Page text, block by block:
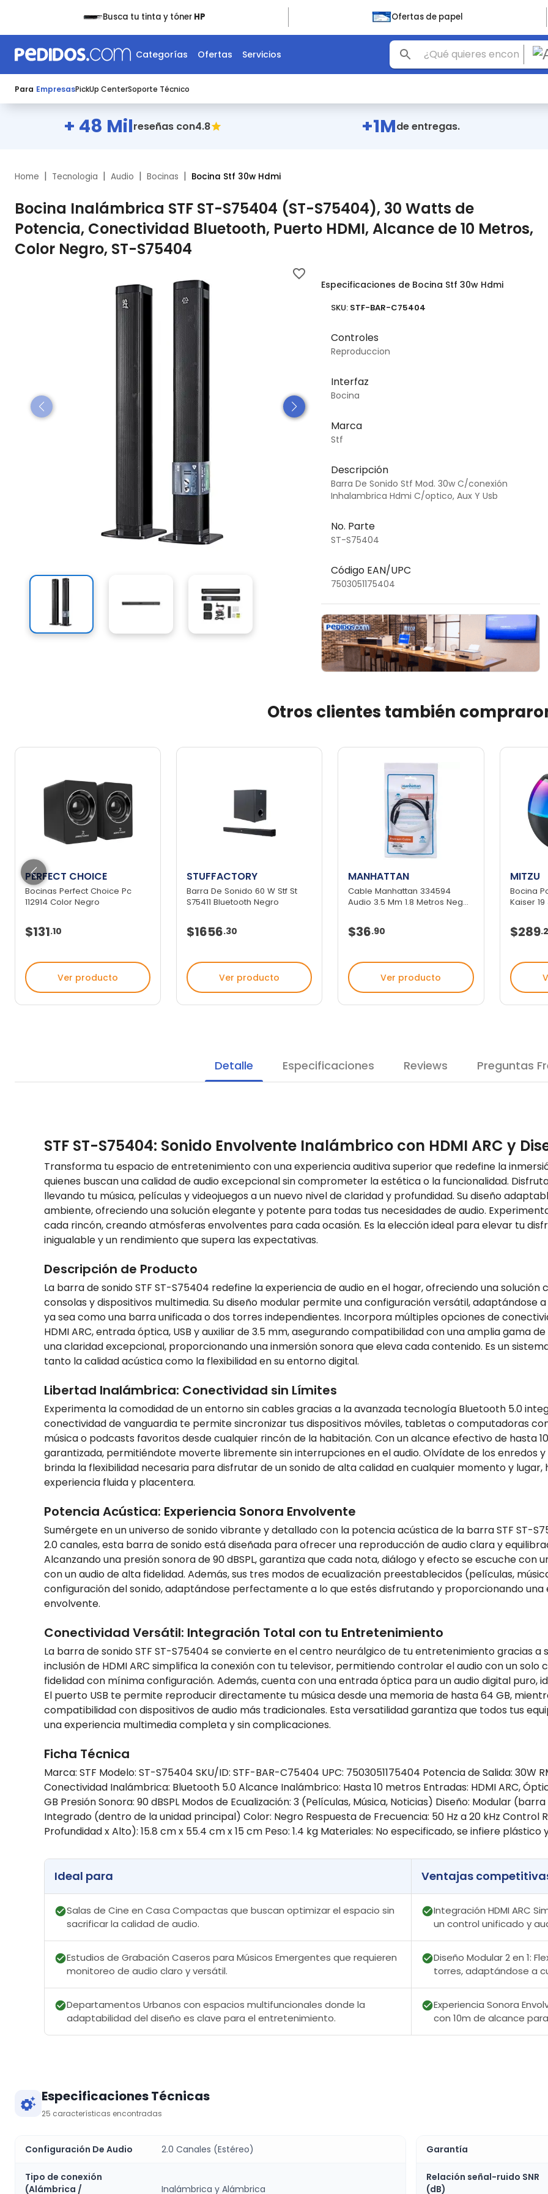
Busca tu tinta y tónerHP Ofertas de papel
Categorías Ofertas Servicios
Para EmpresasPickUp CenterSoporte Técnico
+ 48 Milreseñas con4.8 +1Mde entregas.
Home | Tecnologia | Audio | Bocinas | Bocina Stf 30w Hdmi
Bocina Inalámbrica STF ST-S75404 (ST-S75404), 30 Watts de
Potencia, Conectividad Bluetooth, Puerto HDMI, Alcance de 10 Metros,
Color Negro, ST-S75404
Especificaciones de Bocina Stf 30w Hdmi
SKU: STF-BAR-C75404
Controles
Reproduccion
Interfaz
Bocina
Marca
Stf
Descripción
Barra De Sonido Stf Mod. 30w C/conexión
Inhalambrica Hdmi C/optico, Aux Y Usb
No. Parte
ST-S75404
Código EAN/UPC
7503051175404
Otros clientes también
PERFECT CHOICE
Bocinas Perfect Choice Pc
112914 Color Negro
$131.10
Ver producto
STUFFACTORY
Barra De Sonido 60 W Stf St
S75411 Bluetooth Negro
$1656.30
Ver producto
MANHATTAN
Cable Manhattan 334594
Audio 3.5 Mm 1.8 Metros Neg...
$36.90
Ver producto
MITZU
Bocina
Kaiser 19
$289.
Detalle Especificaciones Reviews Preguntas
STF ST-S75404: Sonido Envolvente Inalámbrico con HDMI ARC y
Transforma tu espacio de entretenimiento con una experiencia auditiva superior que redefine la
quienes buscan una calidad de audio excepcional sin comprometer la estética o la funcionalidad.
llevando tu música, películas y videojuegos a un nuevo nivel de claridad y profundidad. Su diseño
ambiente, ofreciendo una solución elegante y potente para todas tus necesidades de audio.
cada rincón, creando atmósferas envolventes para cada ocasión. Es la elección ideal para elevar tu
inigualable y un rendimiento que supera las expectativas.
Descripción de Producto
La barra de sonido STF ST-S75404 redefine la experiencia de audio en el hogar, ofreciendo una
consolas y dispositivos multimedia. Su diseño modular permite una configuración versátil, adaptándose
ya sea como una barra unificada o dos torres independientes. Incorpora múltiples opciones de
HDMI ARC, entrada óptica, USB y auxiliar de 3.5 mm, asegurando compatibilidad con una amplia gama
una claridad excepcional, proporcionando una inmersión sonora que eleva cada contenido. Es un
tanto la calidad acústica como la flexibilidad en su entorno digital.
Libertad Inalámbrica: Conectividad sin Límites
Experimenta la comodidad de un entorno sin cables gracias a la avanzada tecnología Bluetooth 5.0
conectividad de vanguardia te permite sincronizar tus dispositivos móviles, tabletas o computadoras
música o podcasts favoritos desde cualquier rincón de la habitación. Con un alcance efectivo de hasta
garantizada, permitiéndote moverte libremente sin interrupciones en el audio. Olvídate de los enredos
brinda la flexibilidad necesaria para disfrutar de un sonido de alta calidad en cualquier momento y lugar,
experiencia fluida y placentera.
Potencia Acústica: Experiencia Sonora Envolvente
Sumérgete en un universo de sonido vibrante y detallado con la potencia acústica de la barra STF ST-
2.0 canales, esta barra de sonido está diseñada para ofrecer una reproducción de audio clara y
Alcanzando una presión sonora de 90 dBSPL, garantiza que cada nota, diálogo y efecto se escuche con
con un audio de alta fidelidad. Además, sus tres modos de ecualización preestablecidos (películas,
configuración del sonido, adaptándose perfectamente a lo que estés disfrutando y proporcionando una
envolvente.
Conectividad Versátil: Integración Total con tu Entretenimiento
La barra de sonido STF ST-S75404 se convierte en el centro neurálgico de tu entretenimiento gracias a
inclusión de HDMI ARC simplifica la conexión con tu televisor, permitiendo controlar el audio con un
fidelidad con mínima configuración. Además, cuenta con una entrada óptica para un audio digital puro,
El puerto USB te permite reproducir directamente tu música desde una memoria de hasta 64 GB,
compatibilidad con dispositivos de audio más tradicionales. Esta versatilidad garantiza que todos tus
una experiencia multimedia completa y sin complicaciones.
Ficha Técnica
Marca: STF Modelo: ST-S75404 SKU/ID: STF-BAR-C75404 UPC: 7503051175404 Potencia de Salida: 30W
Conectividad Inalámbrica: Bluetooth 5.0 Alcance Inalámbrico: Hasta 10 metros Entradas: HDMI ARC,
GB Presión Sonora: 90 dBSPL Modos de Ecualización: 3 (Películas, Música, Noticias) Diseño: Modular
Integrado (dentro de la unidad principal) Color: Negro Respuesta de Frecuencia: 50 Hz a 20 kHz Control
Profundidad x Alto): 15.8 cm x 55.4 cm x 15 cm Peso: 1.4 kg Materiales: No especificado, se infiere
Ideal para Ventajas
Salas de Cine en Casa Compactas que buscan optimizar el espacio sin
sacrificar la calidad de audio.
Integración HDMI ARC
un control unificado y
Estudios de Grabación Caseros para Músicos Emergentes que requieren
monitoreo de audio claro y versátil.
Diseño Modular 2 en 1:
torres, adaptándose a
Departamentos Urbanos con espacios multifuncionales donde la
adaptabilidad del diseño es clave para el entretenimiento.
Experiencia Sonora
con 10m de alcance
Especificaciones Técnicas
25 características encontradas
Configuración De Audio 2.0 Canales (Estéreo)
Tipo de conexión
(Alámbrica /
Inalámbrica y Alámbrica
Garantía
Relación señal-ruido SNR
(dB)